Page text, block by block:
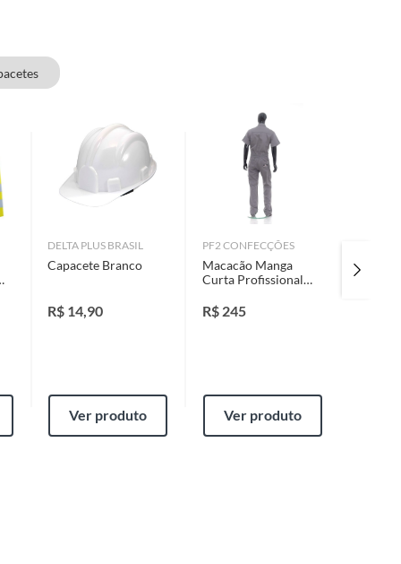
DELTA PLUS BRASIL
Capacete Branco
R$ 14,90
Ver produto
PF2 CONFECÇÕES
Macacão Manga
Curta Profissional
Confecções
R$ 245
Ver produto
Bota
Preta